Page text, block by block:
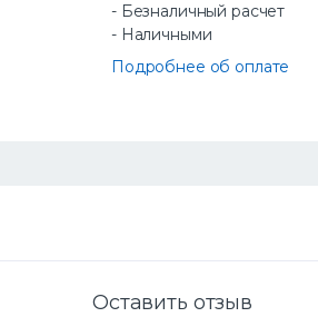
- Безналичный расчет
- Наличными
Подробнее об оплате
Оставить отзыв